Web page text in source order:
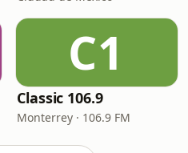
C1
Classic 106.9
Monterrey · 106.9 FM